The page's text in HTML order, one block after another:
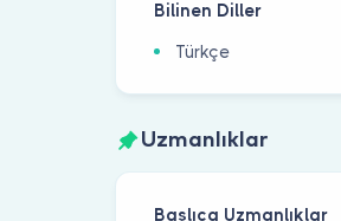
Bilinen Diller
Türkçe
Uzmanlıklar
Başlıca Uzmanlıklar